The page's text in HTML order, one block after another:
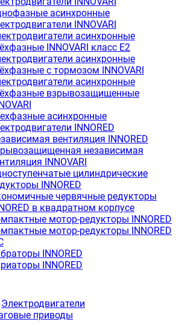
асинхронные
INNOVARI
асинхронные
INNOVARI класс E2
асинхронные
с тормозом INNOVARI
асинхронные
взрывозащищенные
асинхронные
INNORED
вентиляция INNORED
независимая
INNOVARI
цилиндрические
INNORED
червячные редукторы
в квадратном корпусе
мотор-редукторы INNORED
мотор-редукторы INNORED
INNORED
INNORED
Электродвигатели
приводы